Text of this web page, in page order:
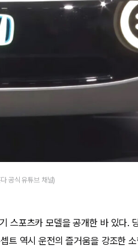
공식 유튜브 채널)
스포츠카 모델을 공개한 바 있다.
트 역시 운전의 즐거움을 강조한